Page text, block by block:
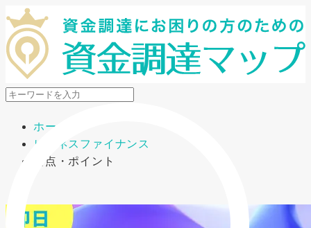
メニューを開閉
ホーム
ビジネスファイナンス
要点・ポイント